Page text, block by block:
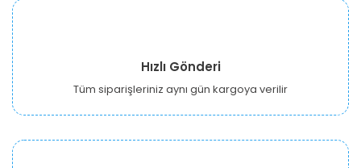
Hızlı Gönderi
Tüm siparişleriniz aynı gün kargoya verilir